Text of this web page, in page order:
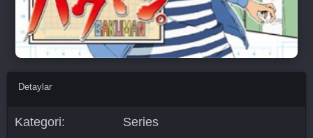
Detaylar
Kategori:
Series